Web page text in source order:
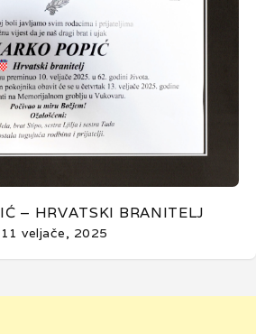
– HRVATSKI BRANITELJ
11 veljače, 2025